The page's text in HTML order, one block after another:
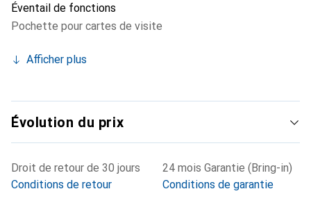
Éventail de fonctions
Pochette pour cartes de visite
Afficher plus
Évolution du prix
Droit de retour de 30 jours
Conditions de retour
24 mois Garantie (Bring-in)
Conditions de garantie